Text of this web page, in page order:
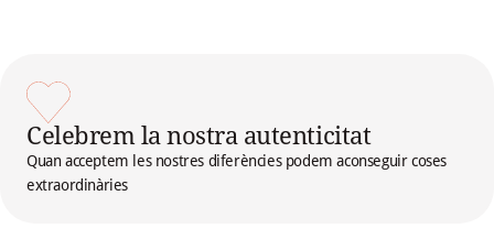
Celebrem la nostra autenticitat
Quan acceptem les nostres diferències podem aconseguir coses
extraordinàries